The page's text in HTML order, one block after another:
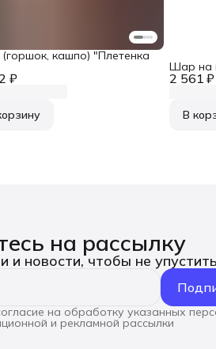
₽
кашпо) "Плетенка
2 561 ₽
Шар на
В
на рассылку
новости, чтобы не
на обработку указанных
и рекламной рассылки